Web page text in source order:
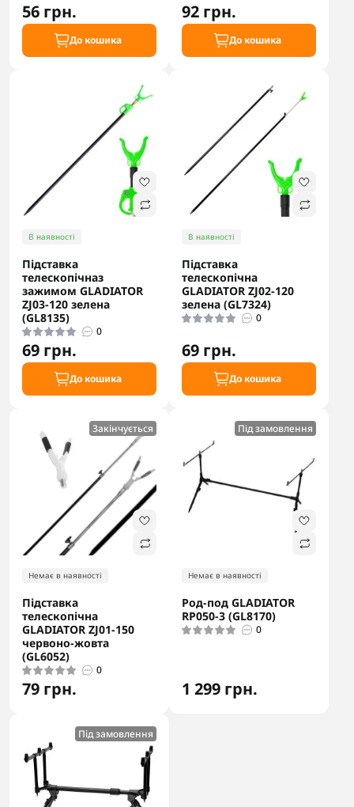
56 грн.
До кошика
92 грн.
До кошика
В наявності
Підставка
телескопічназ
зажимом GLADIATOR
ZJ03-120 зелена
(GL8135)
0
69 грн.
До кошика
В наявності
Підставка
телескопічна
GLADIATOR ZJ02-120
зелена (GL7324)
0
69 грн.
До кошика
Закінчується
Немає в наявності
Підставка
телескопічна
GLADIATOR ZJ01-150
червоно-жовта
(GL6052)
0
79 грн.
Під замовлення
Немає в наявності
Род-под GLADIATOR
RP050-3 (GL8170)
0
1 299 грн.
Під замовлення